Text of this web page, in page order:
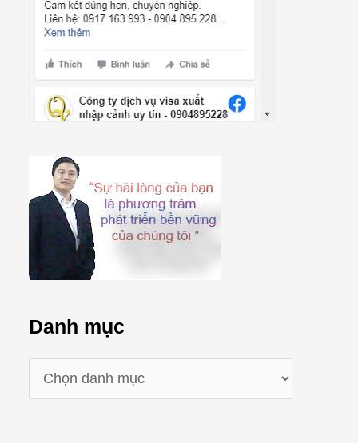
Danh mục
a